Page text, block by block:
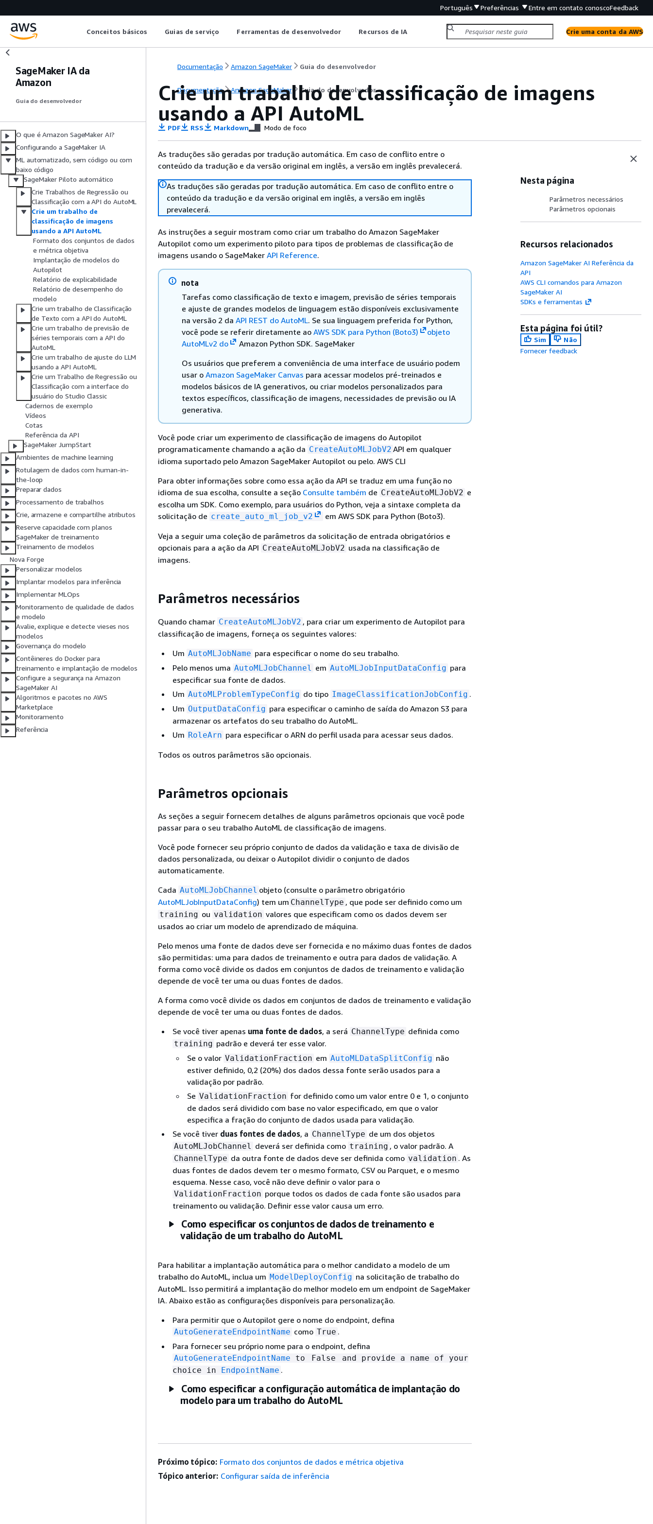
Português Preferências Entre em contato conoscoFeedback
Conceitos básicos Guias de serviço Ferramentas de desenvolvedor Recursos de IA Crie uma conta da AWS
SageMaker IA da
Amazon
Guia do desenvolvedor
O que é Amazon SageMaker AI?
Configurando a SageMaker IA
ML automatizado, sem código ou com
baixo código
SageMaker Piloto automático
Crie Trabalhos de Regressão ou
Classificação com a API do AutoML
Crie um trabalho de
classificação de imagens
usando a API AutoML
Formato dos conjuntos de dados
e métrica objetiva
Implantação de modelos do
Autopilot
Relatório de explicabilidade
Relatório de desempenho do
modelo
Crie um trabalho de Classificação
de Texto com a API do AutoML
Crie um trabalho de previsão de
séries temporais com a API do
AutoML
Crie um trabalho de ajuste do LLM
usando a API AutoML
Crie um Trabalho de Regressão ou
Classificação com a interface do
usuário do Studio Classic
Cadernos de exemplo
Vídeos
Cotas
Referência da API
SageMaker JumpStart
Ambientes de machine learning
Rotulagem de dados com human-in-
the-loop
Preparar dados
Processamento de trabalhos
Crie, armazene e compartilhe atributos
Reserve capacidade com planos
SageMaker de treinamento
Treinamento de modelos
Nova Forge
Personalizar modelos
Implantar modelos para inferência
Implementar MLOps
Monitoramento de qualidade de dados
e modelo
Avalie, explique e detecte vieses nos
modelos
Governança do modelo
Contêineres do Docker para
treinamento e implantação de modelos
Configure a segurança na Amazon
SageMaker AI
Algoritmos e pacotes no AWS
Marketplace
Monitoramento
Referência
Documentação Amazon SageMaker Guia do desenvolvedor
Documentação Amazon SageMaker Guia do desenvolvedor
Crie um trabalho de classificação de imagens
usando a API AutoML
PDF RSS Markdown Modo de foco
As traduções são geradas por tradução automática. Em caso de conflito entre o
conteúdo da tradução e da versão original em inglês, a versão em inglês prevalecerá.
As traduções são geradas por tradução automática. Em caso de conflito entre o
conteúdo da tradução e da versão original em inglês, a versão em inglês
prevalecerá.
As instruções a seguir mostram como criar um trabalho do Amazon SageMaker
Autopilot como um experimento piloto para tipos de problemas de classificação de
imagens usando o SageMaker API Reference.
nota
Tarefas como classificação de texto e imagem, previsão de séries temporais
e ajuste de grandes modelos de linguagem estão disponíveis exclusivamente
na versão 2 da API REST do AutoML. Se sua linguagem preferida for Python,
você pode se referir diretamente ao AWS SDK para Python (Boto3)
objeto
AutoMLv2 do
Amazon Python SDK. SageMaker
Os usuários que preferem a conveniência de uma interface de usuário podem
usar o Amazon SageMaker Canvas para acessar modelos pré-treinados e
modelos básicos de IA generativos, ou criar modelos personalizados para
textos específicos, classificação de imagens, necessidades de previsão ou IA
generativa.
Você pode criar um experimento de classificação de imagens do Autopilot
programaticamente chamando a ação da CreateAutoMLJobV2 API em qualquer
idioma suportado pelo Amazon SageMaker Autopilot ou pelo. AWS CLI
Para obter informações sobre como essa ação da API se traduz em uma função no
idioma de sua escolha, consulte a seção Consulte também de CreateAutoMLJobV2 e
escolha um SDK. Como exemplo, para usuários do Python, veja a sintaxe completa da
solicitação de create_auto_ml_job_v2 em AWS SDK para Python (Boto3).
Veja a seguir uma coleção de parâmetros da solicitação de entrada obrigatórios e
opcionais para a ação da API CreateAutoMLJobV2 usada na classificação de
imagens.
Parâmetros necessários
Quando chamar CreateAutoMLJobV2 , para criar um experimento de Autopilot para
classificação de imagens, forneça os seguintes valores:
Um AutoMLJobName para especificar o nome do seu trabalho.
Pelo menos uma AutoMLJobChannel em AutoMLJobInputDataConfig para
especificar sua fonte de dados.
Um AutoMLProblemTypeConfig do tipo ImageClassificationJobConfig .
Um OutputDataConfig para especificar o caminho de saída do Amazon S3 para
armazenar os artefatos do seu trabalho do AutoML.
Um RoleArn para especificar o ARN do perfil usada para acessar seus dados.
Todos os outros parâmetros são opcionais.
Parâmetros opcionais
As seções a seguir fornecem detalhes de alguns parâmetros opcionais que você pode
passar para o seu trabalho AutoML de classificação de imagens.
Você pode fornecer seu próprio conjunto de dados da validação e taxa de divisão de
dados personalizada, ou deixar o Autopilot dividir o conjunto de dados
automaticamente.
Cada AutoMLJobChannel objeto (consulte o parâmetro obrigatório
AutoMLJobInputDataConfig) tem um ChannelType , que pode ser definido como um
training ou validation valores que especificam como os dados devem ser
usados ao criar um modelo de aprendizado de máquina.
Pelo menos uma fonte de dados deve ser fornecida e no máximo duas fontes de dados
são permitidas: uma para dados de treinamento e outra para dados de validação. A
forma como você divide os dados em conjuntos de dados de treinamento e validação
depende de você ter uma ou duas fontes de dados.
A forma como você divide os dados em conjuntos de dados de treinamento e validação
depende de você ter uma ou duas fontes de dados.
Se você tiver apenas uma fonte de dados, a será ChannelType definida como
training padrão e deverá ter esse valor.
Se o valor ValidationFraction em AutoMLDataSplitConfig não
estiver definido, 0,2 (20%) dos dados dessa fonte serão usados para a
validação por padrão.
Se ValidationFraction for definido como um valor entre 0 e 1, o conjunto
de dados será dividido com base no valor especificado, em que o valor
especifica a fração do conjunto de dados usada para validação.
Se você tiver duas fontes de dados, a ChannelType de um dos objetos
AutoMLJobChannel deverá ser definida como training , o valor padrão. A
ChannelType da outra fonte de dados deve ser definida como validation . As
duas fontes de dados devem ter o mesmo formato, CSV ou Parquet, e o mesmo
esquema. Nesse caso, você não deve definir o valor para o
ValidationFraction porque todos os dados de cada fonte são usados para
treinamento ou validação. Definir esse valor causa um erro.
Como especificar os conjuntos de dados de treinamento e
validação de um trabalho do AutoML
Para habilitar a implantação automática para o melhor candidato a modelo de um
trabalho do AutoML, inclua um ModelDeployConfig na solicitação de trabalho do
AutoML. Isso permitirá a implantação do melhor modelo em um endpoint de SageMaker
IA. Abaixo estão as configurações disponíveis para personalização.
Para permitir que o Autopilot gere o nome do endpoint, defina
AutoGenerateEndpointName como True .
Para fornecer seu próprio nome para o endpoint, defina
AutoGenerateEndpointName to False
and provide a name of your
choice in EndpointName .
Como especificar a configuração automática de implantação do
modelo para um trabalho do AutoML
Nesta página
Parâmetros necessários
Parâmetros opcionais
Recursos relacionados
Amazon SageMaker AI Referência da
API
AWS CLI comandos para Amazon
SageMaker AI
SDKs e ferramentas
Esta página foi útil?
Sim
Não
Fornecer feedback
Próximo tópico: Formato dos conjuntos de dados e métrica objetiva
Tópico anterior: Configurar saída de inferência